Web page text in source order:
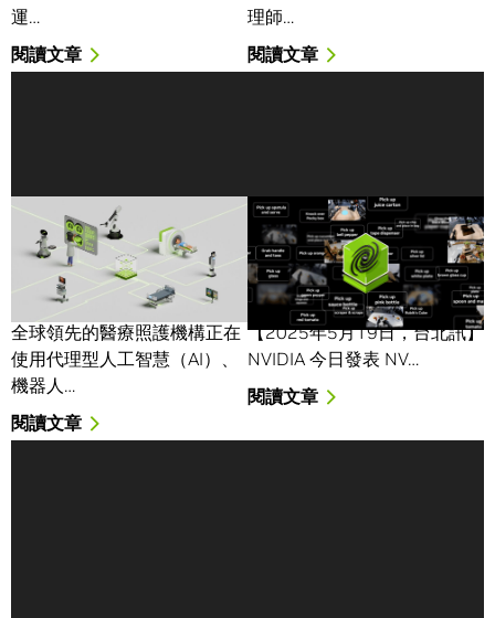
運…
閱讀文章
理師…
閱讀文章
這真是一家智慧醫院！ 台
灣醫療中心與 NVIDIA 系
統建置商夥伴共同部署拯
救生命的創新技術
全球領先的醫療照護機構正在
使用代理型人工智慧（AI）、
機器人…
閱讀文章
NVIDIA 透過用於物理 AI
的雲端對機器人運算平
台，驅動人形機器人產業
發展
【2025年5月19日，台北訊】
NVIDIA 今日發表 NV…
閱讀文章